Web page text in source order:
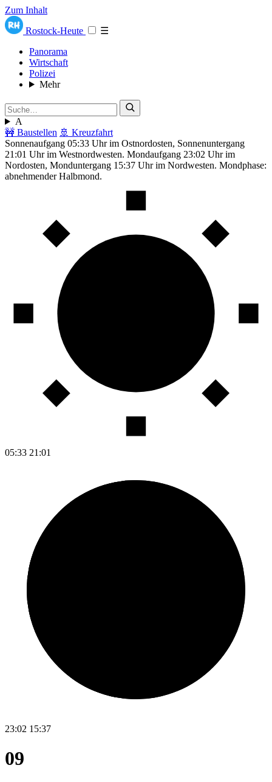
Zum Inhalt
Rostock-Heute
☰
Panorama
Wirtschaft
Polizei
Mehr
A
🚧 Baustellen 🚢 Kreuzfahrt
Sonnenaufgang 05:33 Uhr im Ostnordosten, Sonnenuntergang
21:01 Uhr im Westnordwesten. Mondaufgang 23:02 Uhr im
Nordosten, Monduntergang 15:37 Uhr im Nordwesten. Mondphase:
abnehmender Halbmond.
05:33 21:01
23:02 15:37
09